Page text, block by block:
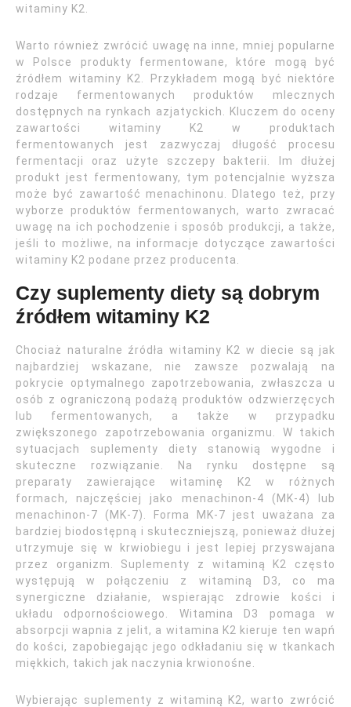
witaminy K2.
Warto również zwrócić uwagę na inne, mniej popularne
w Polsce produkty fermentowane, które mogą być
źródłem witaminy K2. Przykładem mogą być niektóre
rodzaje fermentowanych produktów mlecznych
dostępnych na rynkach azjatyckich. Kluczem do oceny
zawartości witaminy K2 w produktach
fermentowanych jest zazwyczaj długość procesu
fermentacji oraz użyte szczepy bakterii. Im dłużej
produkt jest fermentowany, tym potencjalnie wyższa
może być zawartość menachinonu. Dlatego też, przy
wyborze produktów fermentowanych, warto zwracać
uwagę na ich pochodzenie i sposób produkcji, a także,
jeśli to możliwe, na informacje dotyczące zawartości
witaminy K2 podane przez producenta.
Czy suplementy diety są dobrym
źródłem witaminy K2
Chociaż naturalne źródła witaminy K2 w diecie są jak
najbardziej wskazane, nie zawsze pozwalają na
pokrycie optymalnego zapotrzebowania, zwłaszcza u
osób z ograniczoną podażą produktów odzwierzęcych
lub fermentowanych, a także w przypadku
zwiększonego zapotrzebowania organizmu. W takich
sytuacjach suplementy diety stanowią wygodne i
skuteczne rozwiązanie. Na rynku dostępne są
preparaty zawierające witaminę K2 w różnych
formach, najczęściej jako menachinon-4 (MK-4) lub
menachinon-7 (MK-7). Forma MK-7 jest uważana za
bardziej biodostępną i skuteczniejszą, ponieważ dłużej
utrzymuje się w krwiobiegu i jest lepiej przyswajana
przez organizm. Suplementy z witaminą K2 często
występują w połączeniu z witaminą D3, co ma
synergiczne działanie, wspierając zdrowie kości i
układu odpornościowego. Witamina D3 pomaga w
absorpcji wapnia z jelit, a witamina K2 kieruje ten wapń
do kości, zapobiegając jego odkładaniu się w tkankach
miękkich, takich jak naczynia krwionośne.
Wybierając suplementy z witaminą K2, warto zwrócić